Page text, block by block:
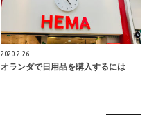
2020.2.26
オランダで日用品を購入するには